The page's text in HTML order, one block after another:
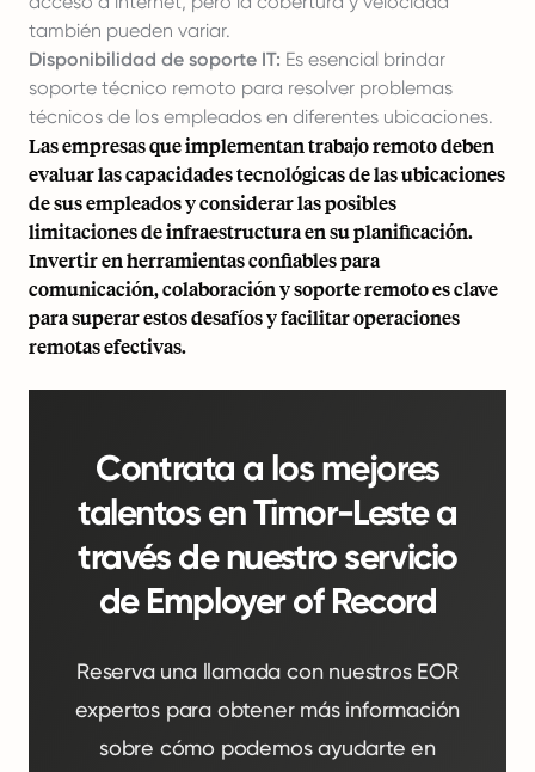
también pueden variar.
Disponibilidad de soporte IT: Es esencial brindar
soporte técnico remoto para resolver problemas
técnicos de los empleados en diferentes ubicaciones.
Las empresas que implementan trabajo remoto deben
evaluar las capacidades tecnológicas de las ubicaciones
de sus empleados y considerar las posibles
limitaciones de infraestructura en su planificación.
Invertir en herramientas confiables para
comunicación, colaboración y soporte remoto es clave
para superar estos desafíos y facilitar operaciones
remotas efectivas.
Contrata a los mejores
talentos en Timor-Leste a
través de nuestro servicio
de Employer of Record
Reserva una llamada con nuestros EOR
expertos para obtener más información
sobre cómo podemos ayudarte en